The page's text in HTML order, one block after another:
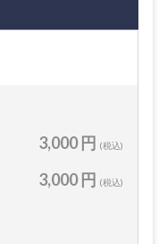
3,000 円 (税込)
3,000 円 (税込)